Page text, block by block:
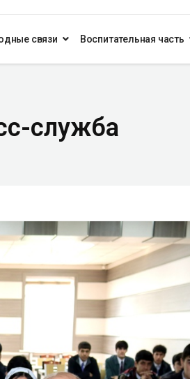
связи Воспитательная часть
служба